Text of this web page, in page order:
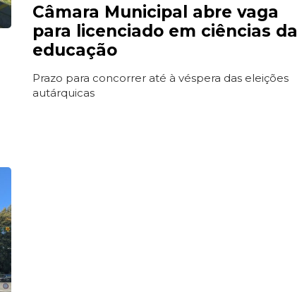
Câmara Municipal abre vaga
para licenciado em ciências da
educação
Prazo para concorrer até à véspera das eleições
autárquicas